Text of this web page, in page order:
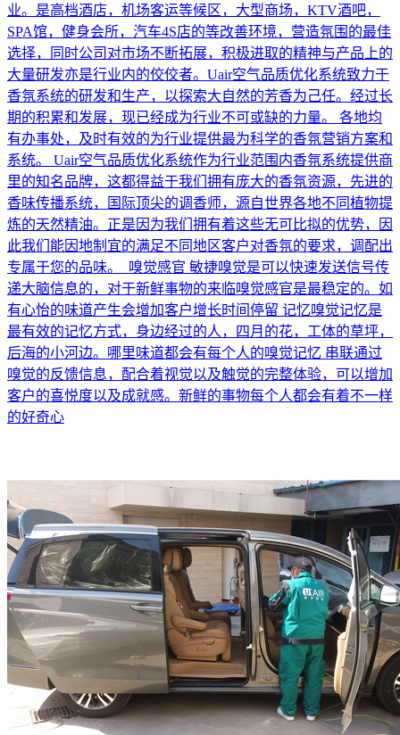
业。是高档酒店，机场客运等候区，大型商场，KTV酒吧，
SPA馆，健身会所，汽车4S店的等改善环境，营造氛围的最佳
选择，同时公司对市场不断拓展，积极进取的精神与产品上的
大量研发亦是行业内的佼佼者。Uair空气品质优化系统致力于
香氛系统的研发和生产，以探索大自然的芳香为己任。经过长
期的积累和发展，现已经成为行业不可或缺的力量。 各地均
有办事处，及时有效的为行业提供最为科学的香氛营销方案和
系统。 Uair空气品质优化系统作为行业范围内香氛系统提供商
里的知名品牌，这都得益于我们拥有庞大的香氛资源，先进的
香味传播系统，国际顶尖的调香师，源自世界各地不同植物提
炼的天然精油。正是因为我们拥有着这些无可比拟的优势，因
此我们能因地制宜的满足不同地区客户对香氛的要求，调配出
专属于您的品味。 嗅觉感官 敏捷嗅觉是可以快速发送信号传
递大脑信息的，对于新鲜事物的来临嗅觉感官是最稳定的。如
有心怡的味道产生会增加客户增长时间停留 记忆嗅觉记忆是
最有效的记忆方式，身边经过的人，四月的花，工体的草坪，
后海的小河边。哪里味道都会有每个人的嗅觉记忆 串联通过
嗅觉的反馈信息，配合着视觉以及触觉的完整体验，可以增加
客户的喜悦度以及成就感。新鲜的事物每个人都会有着不一样
的好奇心